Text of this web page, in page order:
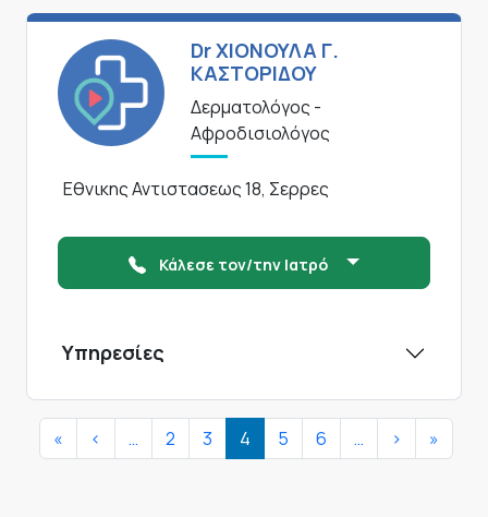
Dr ΧΙΟΝΟΥΛΑ Γ.
ΚΑΣΤΟΡΙΔΟΥ
Δερματολόγος -
Αφροδισιολόγος
Εθνικης Αντιστασεως 18, Σερρες
Κάλεσε τον/την Ιατρό
Υπηρεσίες
Σελιδοποίηση
« First page
< Προηγούμενη σελίδα
… 2 3 4 5 6 … > Next page
»